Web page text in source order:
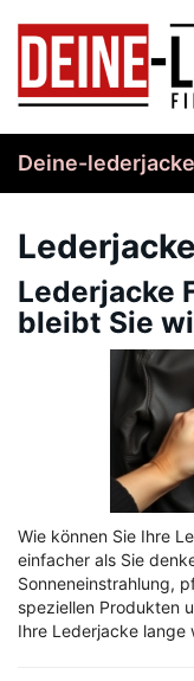
content
Deine-
Lederjacke
bleibt Sie
Wie können Sie Ihre
einfacher als Sie
Sonneneinstrahlung,
speziellen Produkten
Ihre Lederjacke lange